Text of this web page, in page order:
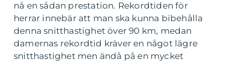
nå en sådan prestation. Rekordtiden för
herrar innebär att man ska kunna bibehålla
denna snitthastighet över 90 km, medan
damernas rekordtid kräver en något lägre
snitthastighet men ändå på en mycket